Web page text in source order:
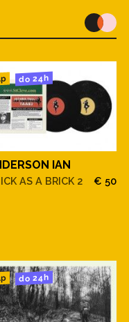
do 24h
IAN
AS A BRICK 2 € 50
do 24h